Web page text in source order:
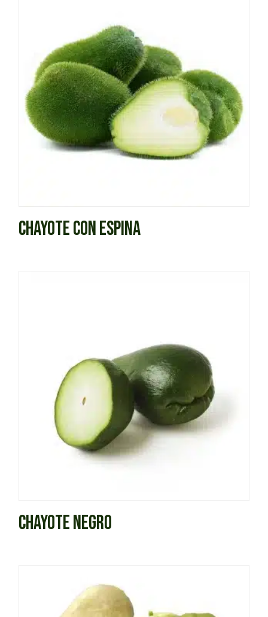
CHAYOTE CON ESPINA
CHAYOTE NEGRO